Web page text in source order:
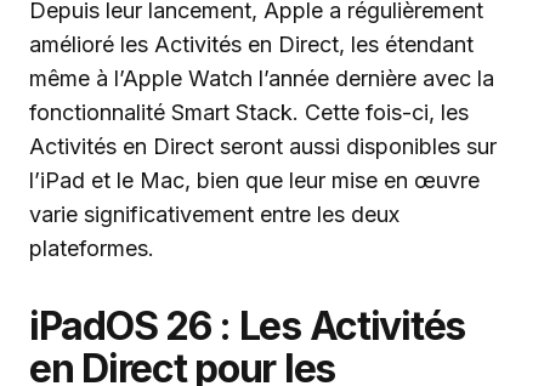
Depuis leur lancement, Apple a régulièrement
amélioré les Activités en Direct, les étendant
même à l’Apple Watch l’année dernière avec la
fonctionnalité Smart Stack. Cette fois-ci, les
Activités en Direct seront aussi disponibles sur
l’iPad et le Mac, bien que leur mise en œuvre
varie significativement entre les deux
plateformes.
iPadOS 26 : Les Activités
en Direct pour les